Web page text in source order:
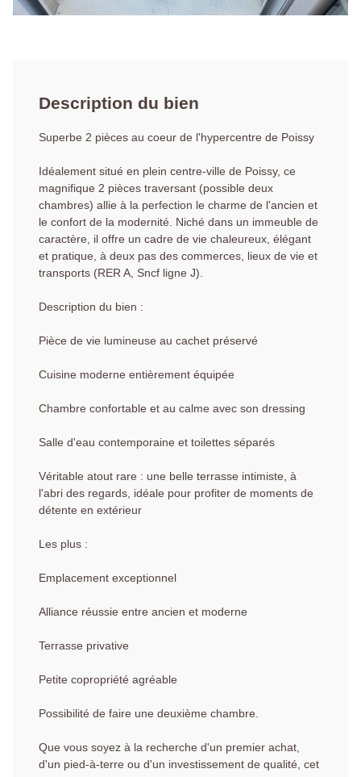
Description du bien
Superbe 2 pièces au coeur de l'hypercentre de Poissy
Idéalement situé en plein centre-ville de Poissy, ce
magnifique 2 pièces traversant (possible deux
chambres) allie à la perfection le charme de l'ancien et
le confort de la modernité. Niché dans un immeuble de
caractère, il offre un cadre de vie chaleureux, élégant
et pratique, à deux pas des commerces, lieux de vie et
transports (RER A, Sncf ligne J).
Description du bien :
Pièce de vie lumineuse au cachet préservé
Cuisine moderne entièrement équipée
Chambre confortable et au calme avec son dressing
Salle d'eau contemporaine et toilettes séparés
Véritable atout rare : une belle terrasse intimiste, à
l'abri des regards, idéale pour profiter de moments de
détente en extérieur
Les plus :
Emplacement exceptionnel
Alliance réussie entre ancien et moderne
Terrasse privative
Petite copropriété agréable
Possibilité de faire une deuxième chambre.
Que vous soyez à la recherche d'un premier achat,
d'un pied-à-terre ou d'un investissement de qualité, cet